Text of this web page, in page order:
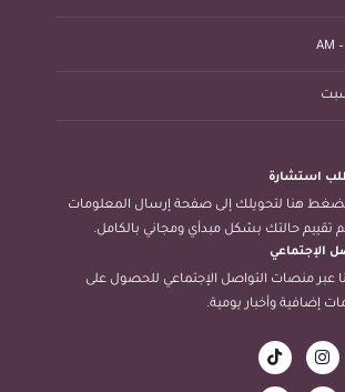
استشارة
هنا لتحويلك إلى صفحة إرسال المعلومات
تقييم حالتك بشكل مبدأي ومجاني بالكامل.
الإجتماعي
عبر منصات التواصل الإجتماعي للحصول على
إضافية وأخبار يومية.